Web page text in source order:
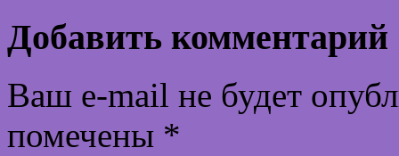
Добавить комментарий
Ваш e-mail не будет
помечены *